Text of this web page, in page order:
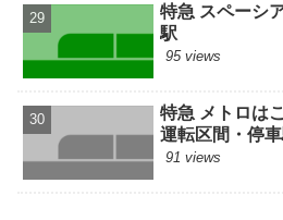
特急 スペーシ
駅
95 views
特急 メトロは
運転区間・停
91 views